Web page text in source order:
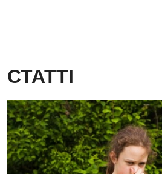
Дитяча ортопедія і травматологія
Дитяча оториноларингологія
Дитяча офтальмологія
Дитяча урологія
СТАТТІ